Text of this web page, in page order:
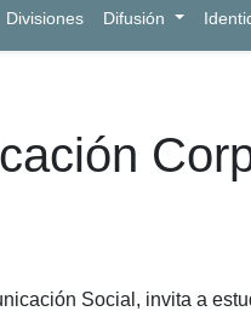
Divisiones Difusión
Social, invita a